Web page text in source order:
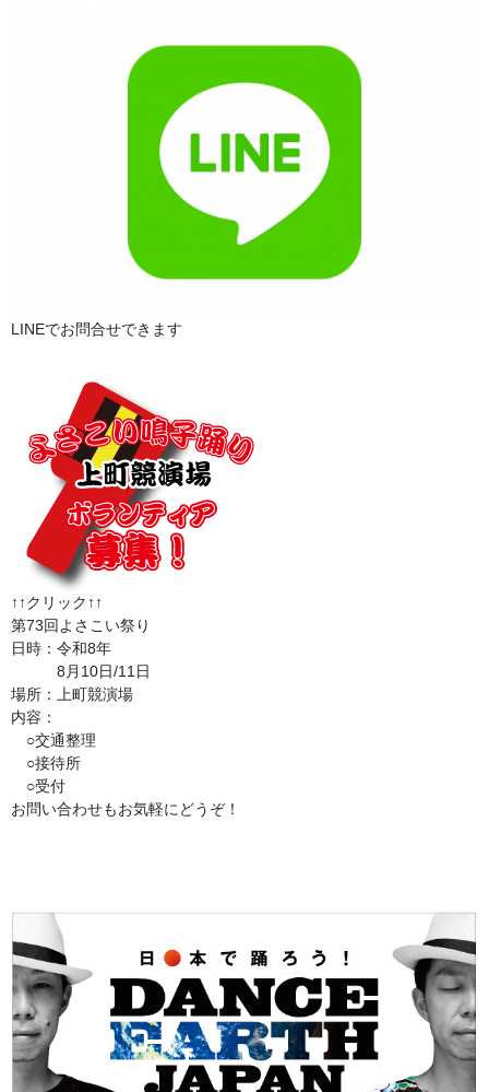
LINEでお問合せできます
↑↑クリック↑↑
第73回よさこい祭り
日時：令和8年
8月10日/11日
場所：上町競演場
内容：
○交通整理
○接待所
○受付
お問い合わせもお気軽にどうぞ！